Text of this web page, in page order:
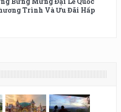
Trình Và Ưu Đãi Hấp